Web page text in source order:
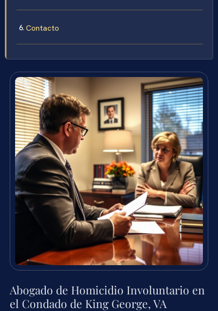
Contacto
Abogado de Homicidio Involuntario en
el Condado de King George, VA